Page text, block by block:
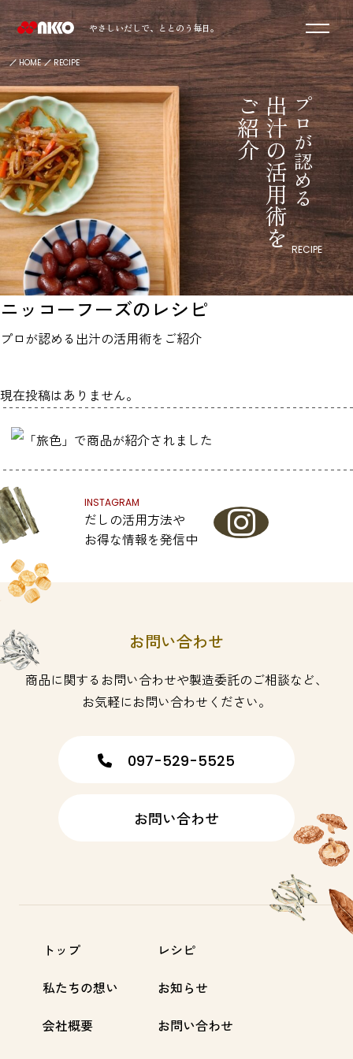
ニッコーフーズロゴ
やさしいだしで、ととのう毎日。
HOME RECIPE
プロが認める
出
汁
の
活
用
術
を
ご
紹
介
RECIPE
ニッコーフーズのレシピ
プロが認める出汁の活用術をご紹介
現在投稿はありません。
INSTAGRAM
だしの活用方法や
お得な情報を発信中
お問い合わせ
商品に関するお問い合わせや製造委託のご相談など、
お気軽にお問い合わせください。
097-529-5525
お問い合わせ
トップ
私たちの想い
会社概要
レシピ
お知らせ
お問い合わせ